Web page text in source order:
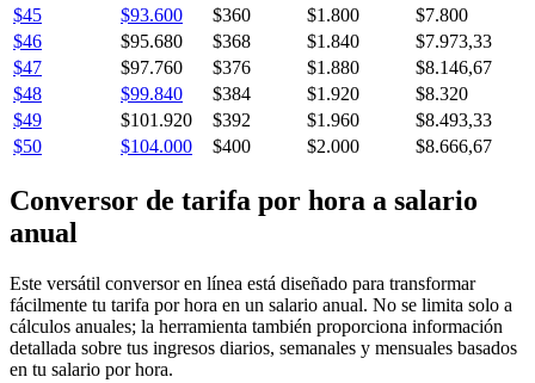
$45
$93.600 $360 $1.800
$7.800
$46
$95.680 $368 $1.840
$7.973,33
$47
$97.760 $376 $1.880
$8.146,67
$48
$99.840 $384 $1.920
$8.320
$49
$101.920 $392 $1.960
$8.493,33
$50
$104.000 $400 $2.000 $8.666,67
Conversor de tarifa por hora a salario
anual
Este versátil conversor en línea está diseñado para transformar
fácilmente tu tarifa por hora en un salario anual. No se limita solo a
cálculos anuales; la herramienta también proporciona información
detallada sobre tus ingresos diarios, semanales y mensuales basados
en tu salario por hora.